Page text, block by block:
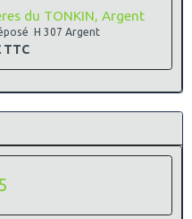
du TONKIN, Argent
H 307 Argent
TTC